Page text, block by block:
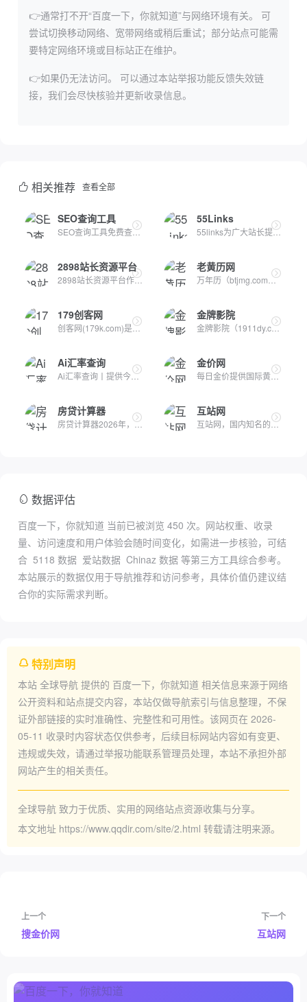
👉通常打不开“百度一下，你就知道”与网络环境有关。
可
尝试切换移动网络、宽带网络或稍后重试；部分站点可能需
要特定网络环境或目标站正在维护。
👉如果仍无法访问。
可以通过本站举报功能反馈失效链
接，我们会尽快核验并更新收录信息。
相关推荐 查看全部
SEO查询工具
SEO查询工具免费查询任意行业网站权重、百度流量、SWHOIS查询、...
55Links
55links为广大站长提供友情链接买卖、友情链接出售、友情链接购...
2898站长资源平台
2898站长资源平台作为最全面的站长资源服务平台，致力于为广大...
老黄历网
万年历（btjmg.com）老黄历查询、万年历、黄历万年历、万年历老...
179创客网
创客网(179k.com)是一个网络创业新项目发布平台，创业者熟知的...
金牌影院
金牌影院（1911dy.com）打造你最喜爱的电视剧,电影大全,最新综...
Ai汇率查询
Ai汇率查询丨提供今日人民币、美元、欧元、日元、港币、英镑等...
金价网
每日金价提供国际黄金(XAU)、白银(XAG)、铂金(XPT)、钯金(XPD)...
房贷计算器
房贷计算器2026年，在线房贷计算器明细月供查询，等额本息和等...
互站网
互站网，国内知名的站长交易平台；源码交易、小程序交易、APP交...
数据评估
百度一下，你就知道 当前已被浏览 450 次。网站权重、收录
量、访问速度和用户体验会随时间变化，如需进一步核验，可结
合 5118 数据 爱站数据 Chinaz 数据 等第三方工具综合参考。
本站展示的数据仅用于导航推荐和访问参考，具体价值仍建议结
合你的实际需求判断。
特别声明
本站 全球导航 提供的 百度一下，你就知道 相关信息来源于网络
公开资料和站点提交内容，本站仅做导航索引与信息整理，不保
证外部链接的实时准确性、完整性和可用性。该网页在 2026-
05-11 收录时内容状态仅供参考，后续目标网站内容如有变更、
违规或失效，请通过举报功能联系管理员处理，本站不承担外部
网站产生的相关责任。
全球导航 致力于优质、实用的网络站点资源收集与分享。
本文地址 https://www.qqdir.com/site/2.html 转载请注明来源。
上一个
搜金价网
下一个
互站网